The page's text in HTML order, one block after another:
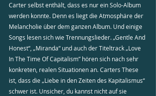
Carter selbst enthält, dass es nur ein Solo-Album
werden konnte. Denn es liegt die Atmosphäre der
Melancholie über dem ganzen Album. Und einige
Songs lesen sich wie Trennungslieder. „Gentle And
Honest“, „Miranda“ und auch der Titeltrack „Love
In The Time Of Capitalism” hören sich nach sehr
konkreten, realen Situationen an. Carters These
ist, dass die „Liebe in den Zeiten des Kapitalismus“
schwer ist. Unsicher, du kannst nicht auf sie